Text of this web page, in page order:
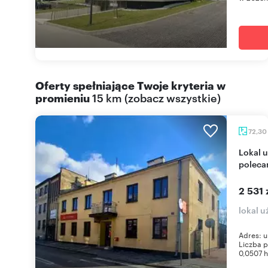
Oferty spełniające Twoje kryteria w
promieniu15 km (zobacz wszystkie)
72,30
Lokal użytkowy 72 m² w centrum Chmielnika -
2 531
lokal
Adres:
Liczba
0,0507